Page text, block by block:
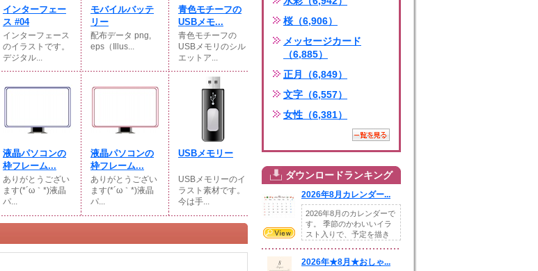
インターフェー
ス #04
インターフェース
のイラストです。
デジタル...
モバイルバッテ
リー
配布データ png,
eps（Illus...
青色モチーフの
USBメモ...
青色モチーフの
USBメモリのシル
エットア...
液晶パソコンの
枠フレーム...
ありがとうござい
ます(*´ω｀*)液晶
パ...
液晶パソコンの
枠フレーム...
ありがとうござい
ます(*´ω｀*)液晶
パ...
USBメモリー
USBメモリーのイ
ラスト素材です。
今は手...
桜（6,906）
メッセージカード
（6,885）
正月（6,849）
文字（6,557）
女性（6,381）
ダウンロードランキング
2026年8月カレンダー...
2026年8月のカレンダーで
す。 季節のかわいいイラ
スト入りで、予定を描き
2026年★8月★おしゃ...